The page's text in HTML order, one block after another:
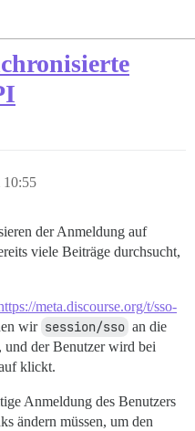
10:55
der Anmeldung auf
viele Beiträge durchsucht,
meta.discourse.org/t/sso-
wir session/sso an die
und der Benutzer wird bei
klickt.
Anmeldung des Benutzers
ändern müssen, um den